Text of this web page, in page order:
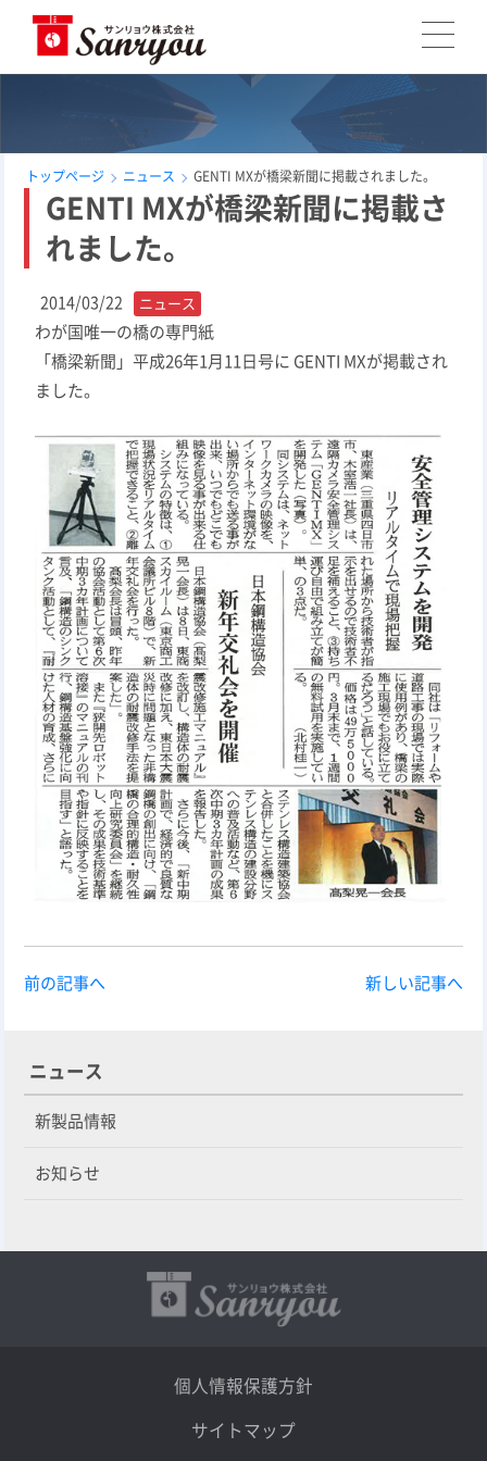
トップページ ニュース GENTI MXが橋梁新聞に掲載されました。
GENTI MXが橋梁新聞に掲載さ
れました。
2014/03/22 ニュース
わが国唯一の橋の専門紙
「橋梁新聞」平成26年1月11日号に GENTI MXが掲載され
ました。
前の記事へ 新しい記事へ
ニュース
新製品情報
お知らせ
個人情報保護方針
サイトマップ